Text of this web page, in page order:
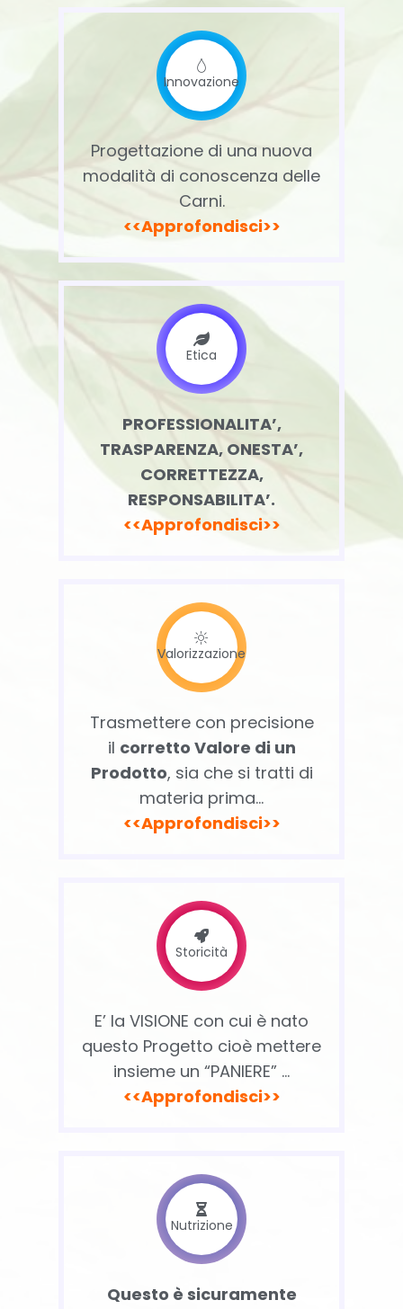
Innovazione
Progettazione di una nuova
modalità di conoscenza delle
Carni.
<<Approfondisci>>
Etica
PROFESSIONALITA’,
TRASPARENZA, ONESTA’,
CORRETTEZZA,
RESPONSABILITA’.
<<Approfondisci>>
Valorizzazione
Trasmettere con precisione
il corretto Valore di un
Prodotto, sia che si tratti di
materia prima…
<<Approfondisci>>
Storicità
E’ la VISIONE con cui è nato
questo Progetto cioè mettere
insieme un “PANIERE” …
<<Approfondisci>>
Nutrizione
Questo è sicuramente